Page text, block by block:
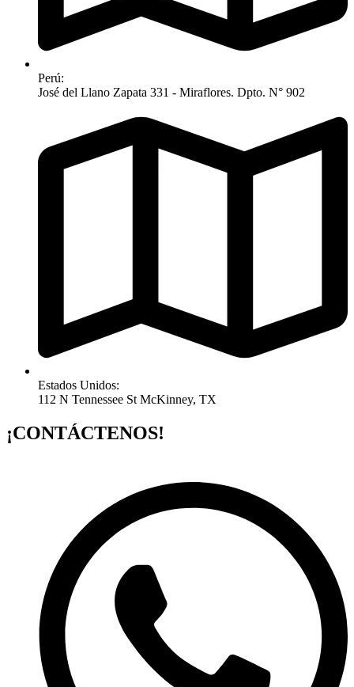
Perú:
José del Llano Zapata 331 - Miraflores. Dpto. N° 902
Estados Unidos:
112 N Tennessee St McKinney, TX
¡CONTÁCTENOS!